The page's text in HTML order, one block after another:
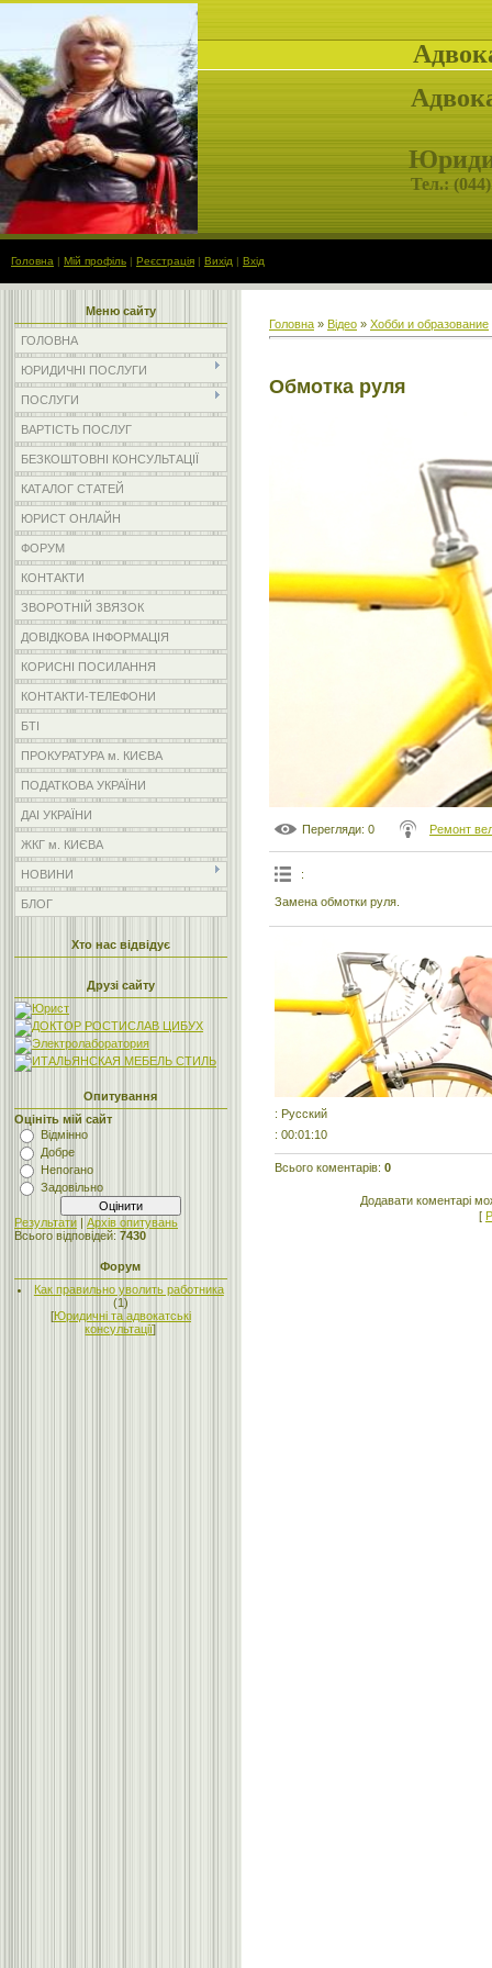
Тел.: (
Головна | Мій профіль | Реєстрація | Вихід | Вхід
Меню сайту
ГОЛОВНА
ЮРИДИЧНІ ПОСЛУГИ
ПОСЛУГИ
ВАРТІСТЬ ПОСЛУГ
БЕЗКОШТОВНІ КОНСУЛЬТАЦІЇ
КАТАЛОГ СТАТЕЙ
ЮРИСТ ОНЛАЙН
ФОРУМ
КОНТАКТИ
ЗВОРОТНІЙ ЗВЯЗОК
ДОВІДКОВА ІНФОРМАЦІЯ
КОРИСНІ ПОСИЛАННЯ
КОНТАКТИ-ТЕЛЕФОНИ
БТІ
ПРОКУРАТУРА м. КИЄВА
ПОДАТКОВА УКРАЇНИ
ДАІ УКРАЇНИ
ЖКГ м. КИЄВА
НОВИНИ
БЛОГ
Хто нас відвідує
Друзі сайту
Опитування
Оцініть мій сайт
Відмінно
Добре
Непогано
Задовільно
Результати | Архів опитувань
Всього відповідей: 7430
Форум
Как правильно уволить работника
(1)
[Юридичні та адвокатські
консультації]
Головна » Відео » Хобби и образование
Обмотка руля
Перегляди: 0 Ремонт
:
Замена обмотки руля.
: Русский
: 00:01:10
Всього коментарів: 0
Додавати коментарі
[